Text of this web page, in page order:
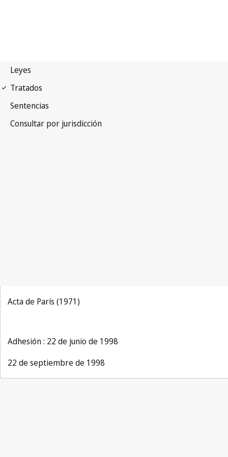
Acta de París (1971)
Adhesión : 22 de junio de 1998
22 de septiembre de 1998